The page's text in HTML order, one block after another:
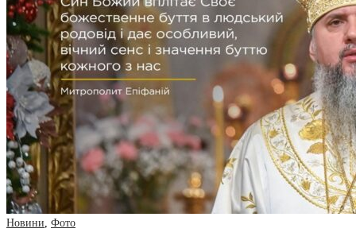
Новини Фото